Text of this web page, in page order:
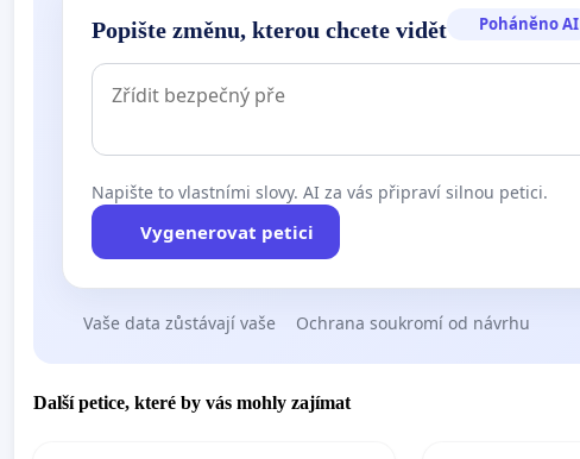
Popište změnu, kterou chcete vidět Poháněno AI
Napište to vlastními slovy. AI za vás připraví silnou petici.
Vygenerovat petici
Vaše data zůstávají vaše Ochrana soukromí od návrhu
Další petice, které by vás mohly zajímat